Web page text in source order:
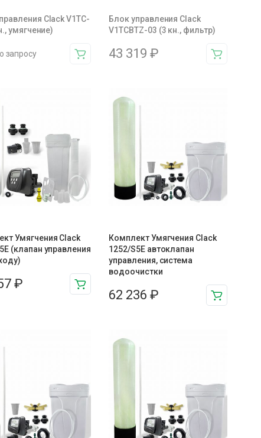
Clack V1TC-
умягчение)
запросу
Блок управления Clack
V1TCBTZ-03 (3 кн., фильтр)
43 319₽
Умягчения Clack
(клапан управления
₽
Комплект Умягчения Clack
1252/S5E автоклапан
управления, система
водоочистки
62 236₽